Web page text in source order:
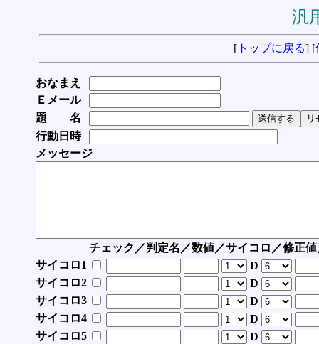
汎
[ トップに戻る] [
おなまえ
Ｅメール
題 名
行動日時
メッセージ
チェック／判定名／数値／サイコロ／修正
サイコロ1
D
サイコロ2
D
サイコロ3
D
サイコロ4
D
サイコロ5
D